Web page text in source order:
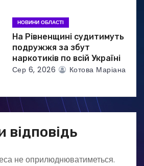
НОВИНИ ОБЛАСТІ
На Рівненщині судитимуть
подружжя за збут
наркотиків по всій Україні
Сер 6, 2026 Котова Маріана
не оприлюднюватиметься.